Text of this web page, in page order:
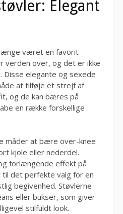
Elegant
været en favorit
verden over, og det er ikke
elegante og sexede
at tilføje et strejf af
og de kan bæres på
en række forskellige
måder at bære over-knee
kjole eller nederdel.
forlængende effekt på
det perfekte valg for en
begivenhed. Støvlerne
eller bukser, som giver
stilfuldt look.